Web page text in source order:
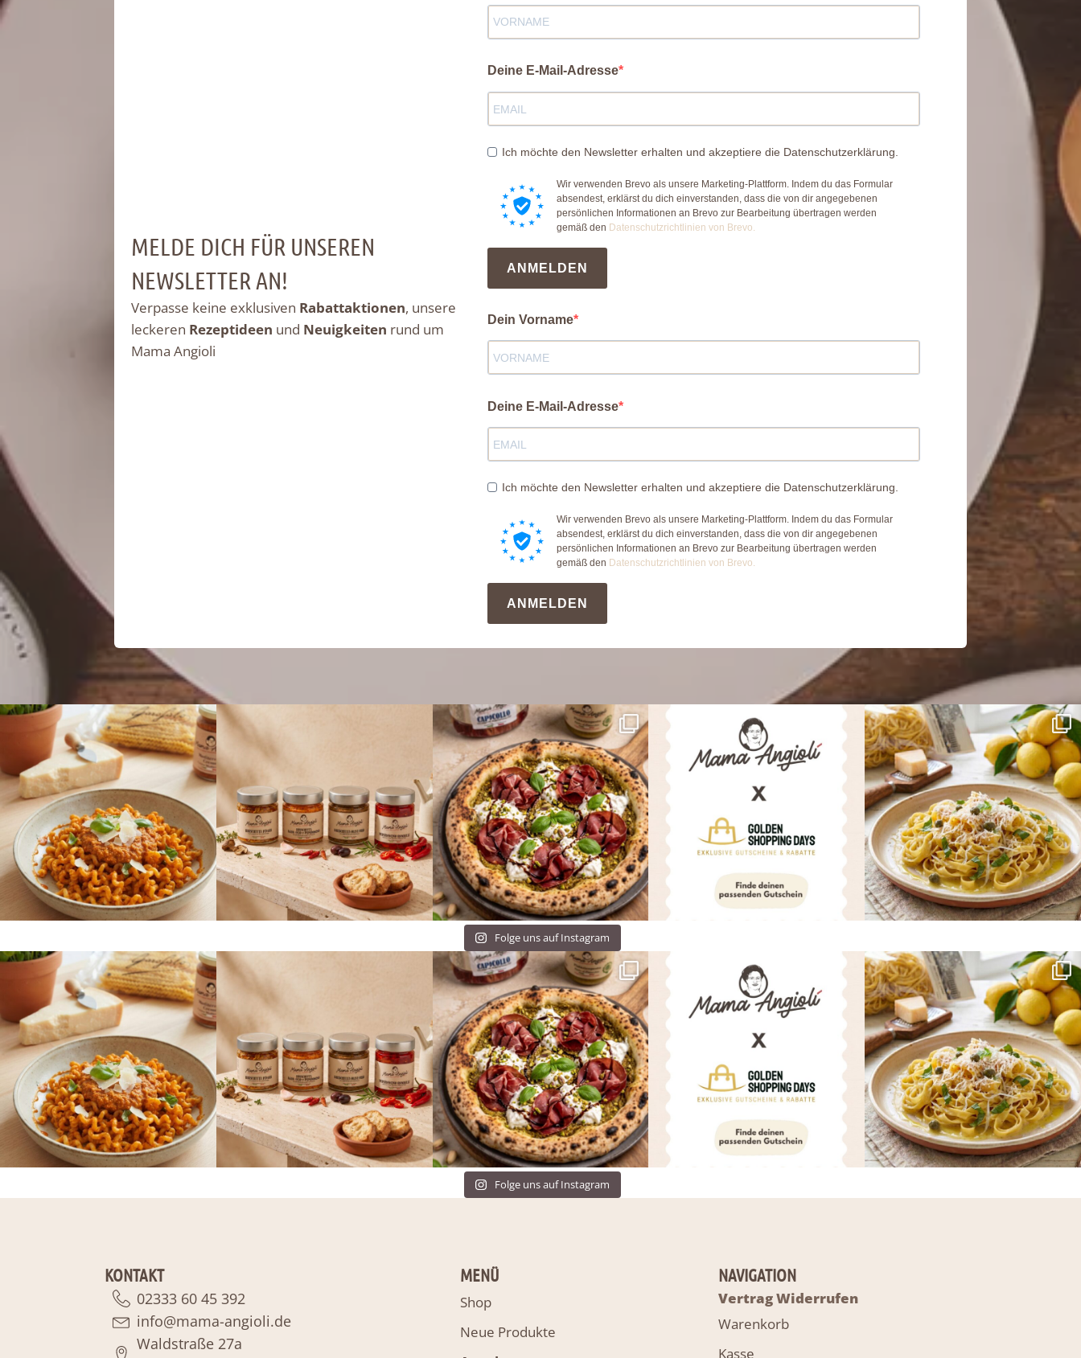
MELDE DICH FÜR UNSEREN
NEWSLETTER AN!
Verpasse keine exklusiven Rabattaktionen, unsere
leckeren Rezeptideen und Neuigkeiten rund um
Mama Angioli
Deine E-Mail-Adresse
Ich möchte den Newsletter erhalten und akzeptiere die Datenschutzerklärung.
Wir verwenden Brevo als unsere Marketing-Plattform. Indem du das Formular
absendest, erklärst du dich einverstanden, dass die von dir angegebenen
persönlichen Informationen an Brevo zur Bearbeitung übertragen werden
gemäß den Datenschutzrichtlinien von Brevo.
ANMELDEN
Dein Vorname
Deine E-Mail-Adresse
Ich möchte den Newsletter erhalten und akzeptiere die Datenschutzerklärung.
Wir verwenden Brevo als unsere Marketing-Plattform. Indem du das Formular
absendest, erklärst du dich einverstanden, dass die von dir angegebenen
persönlichen Informationen an Brevo zur Bearbeitung übertragen werden
gemäß den Datenschutzrichtlinien von Brevo.
ANMELDEN
Folge uns auf Instagram
Folge uns auf Instagram
KONTAKT
02333 60 45 392
info@mama-angioli.de
Waldstraße 27a
MENÜ
Shop
Neue Produkte
NAVIGATION
Vertrag Widerrufen
Warenkorb
Kasse